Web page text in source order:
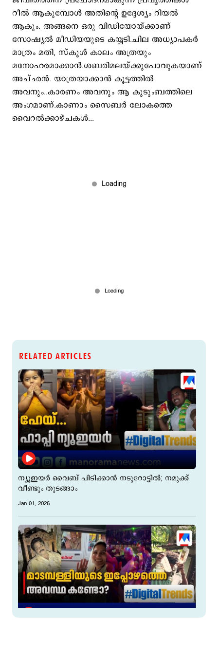
റീല്‍ ആകുമ്പോള്‍ അതിന്‍റെ ഉദ്ദേശ്യം റിയല്‍
ആകും. അങ്ങനെ ഒരു വിഡിയോയ്ക്കാണ്
സോഷ്യല്‍ മീഡിയയുടെ കയ്യടി.ചില അധ്യാപകര്‍
മാത്രം മതി, സ്കൂള്‍ കാലം അത്രയും
മനോഹരമാക്കാന്‍.ശബരിമലയ്ക്കുപോവുകയാണ്
അച്ഛന്‍. യാത്രയാക്കാന്‍ കൂട്ടത്തില്‍
അവനും..കാരണം അവനും ആ കുടുംബത്തിലെ
അംഗമാണ്.കാണാം സൈബര്‍‍ ലോകത്തെ
വൈറല്‍ക്കാഴ്ചകള്‍...
RELATED ARTICLES
ന്യൂഇയര്‍ വൈബ് പിടിക്കാന്‍ നടുറോട്ടില്‍; നമുക്ക്
വീണ്ടും തുടങ്ങാം
Jan 01, 2026